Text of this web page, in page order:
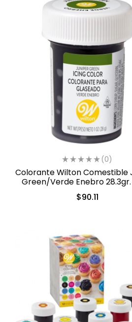
(0)
Colorante Wilton Comestible
Green/Verde Enebro
234)
$90.11